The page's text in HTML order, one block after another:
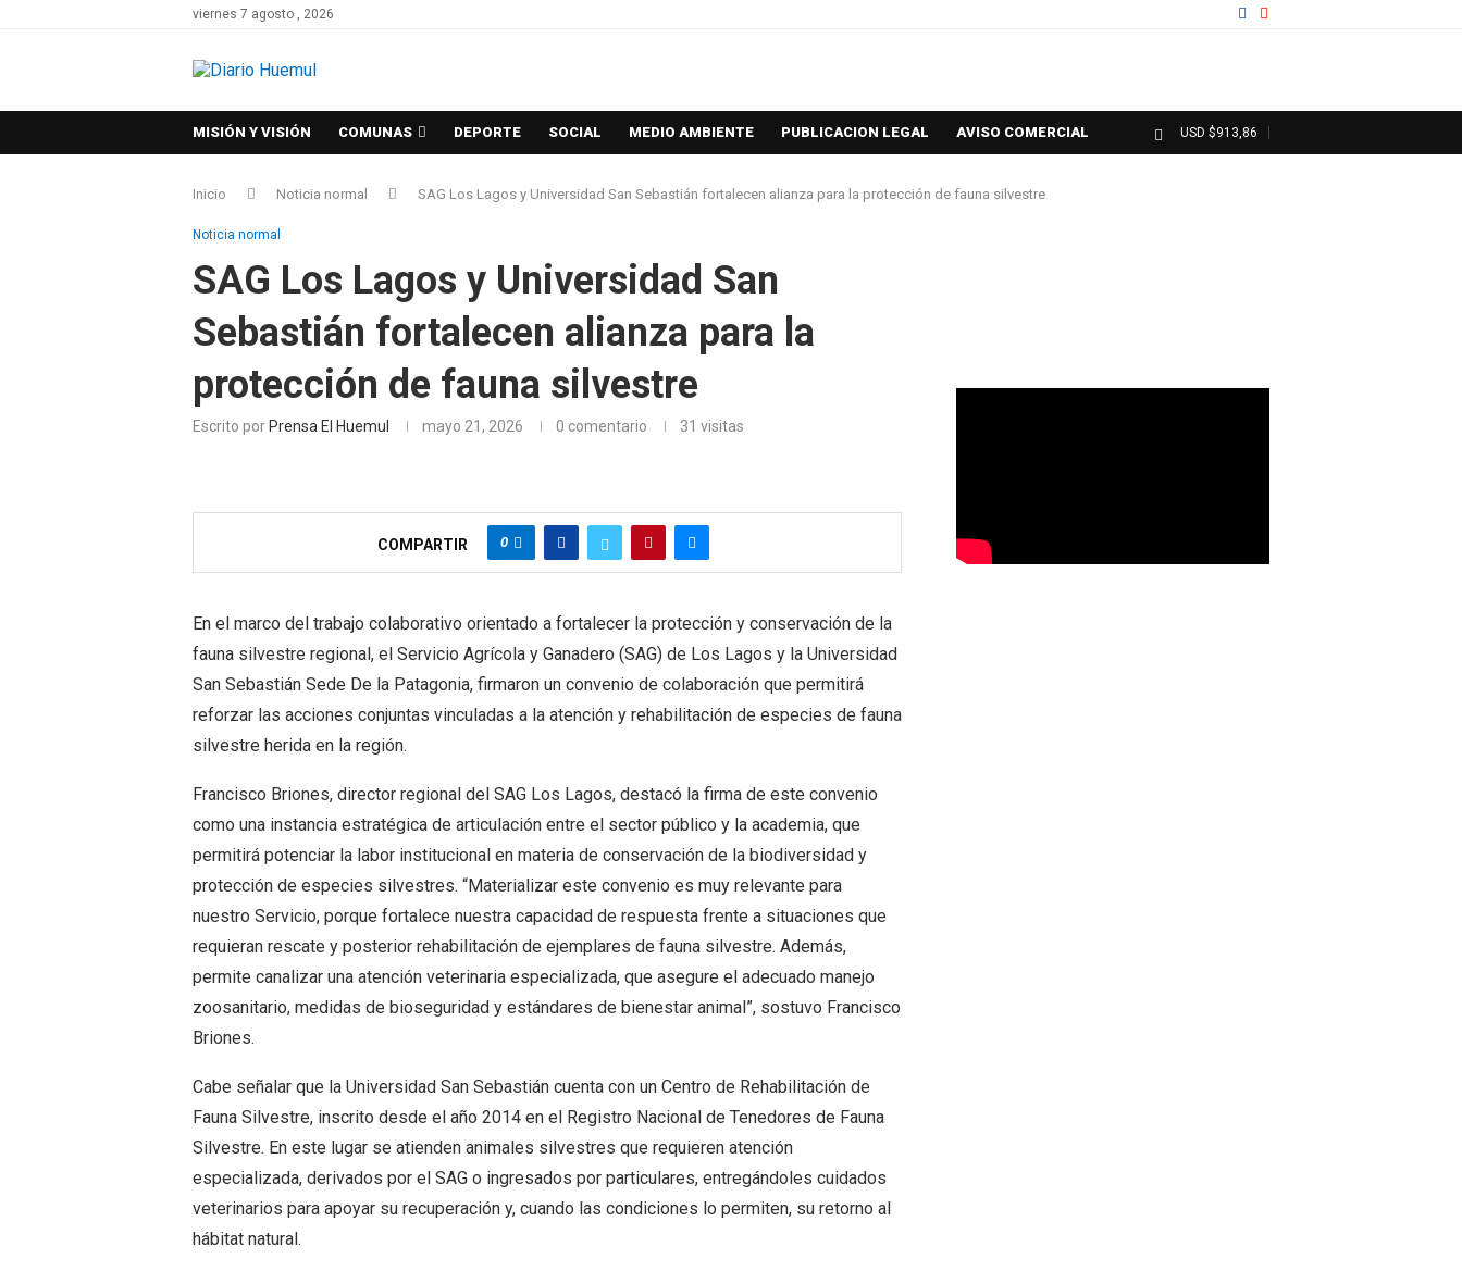
viernes 7 agosto , 2026
MISIÓN Y VISIÓN COMUNAS DEPORTE SOCIAL MEDIO AMBIENTE PUBLICACION LEGAL AVISO COMERCIAL USD $913,86
Inicio Noticia normal SAG Los Lagos y Universidad San Sebastián fortalecen alianza para la protección de fauna silvestre
Noticia normal
SAG Los Lagos y Universidad San
Sebastián fortalecen alianza para la
protección de fauna silvestre
Escrito por Prensa El Huemul mayo 21, 2026 0 comentario 31 visitas
COMPARTIR 0
En el marco del trabajo colaborativo orientado a fortalecer la protección y conservación de la
fauna silvestre regional, el Servicio Agrícola y Ganadero (SAG) de Los Lagos y la Universidad
San Sebastián Sede De la Patagonia, firmaron un convenio de colaboración que permitirá
reforzar las acciones conjuntas vinculadas a la atención y rehabilitación de especies de fauna
silvestre herida en la región.
Francisco Briones, director regional del SAG Los Lagos, destacó la firma de este convenio
como una instancia estratégica de articulación entre el sector público y la academia, que
permitirá potenciar la labor institucional en materia de conservación de la biodiversidad y
protección de especies silvestres. “Materializar este convenio es muy relevante para
nuestro Servicio, porque fortalece nuestra capacidad de respuesta frente a situaciones que
requieran rescate y posterior rehabilitación de ejemplares de fauna silvestre. Además,
permite canalizar una atención veterinaria especializada, que asegure el adecuado manejo
zoosanitario, medidas de bioseguridad y estándares de bienestar animal”, sostuvo Francisco
Briones.
Cabe señalar que la Universidad San Sebastián cuenta con un Centro de Rehabilitación de
Fauna Silvestre, inscrito desde el año 2014 en el Registro Nacional de Tenedores de Fauna
Silvestre. En este lugar se atienden animales silvestres que requieren atención
especializada, derivados por el SAG o ingresados por particulares, entregándoles cuidados
veterinarios para apoyar su recuperación y, cuando las condiciones lo permiten, su retorno al
hábitat natural.